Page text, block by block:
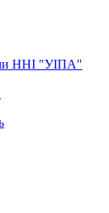
ННІ "УІПА"